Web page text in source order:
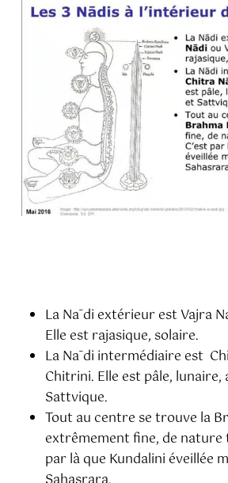
La Nādi extérieur est Vajra
Elle est rajasique, solaire.
La Nādi intermédiaire est
Chitrini. Elle est pâle,
Sattvique.
Tout au centre se trouve la
extrêmement fine, de nature
par là que Kundalini éveillée